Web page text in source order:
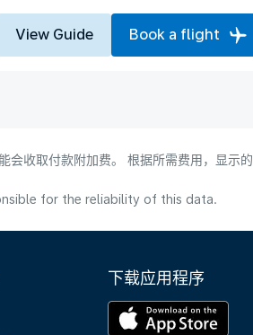
View Guide Book a flight
会收取付款附加费。 根据所需费用，显示的
for the reliability of this data.
下载应用程序